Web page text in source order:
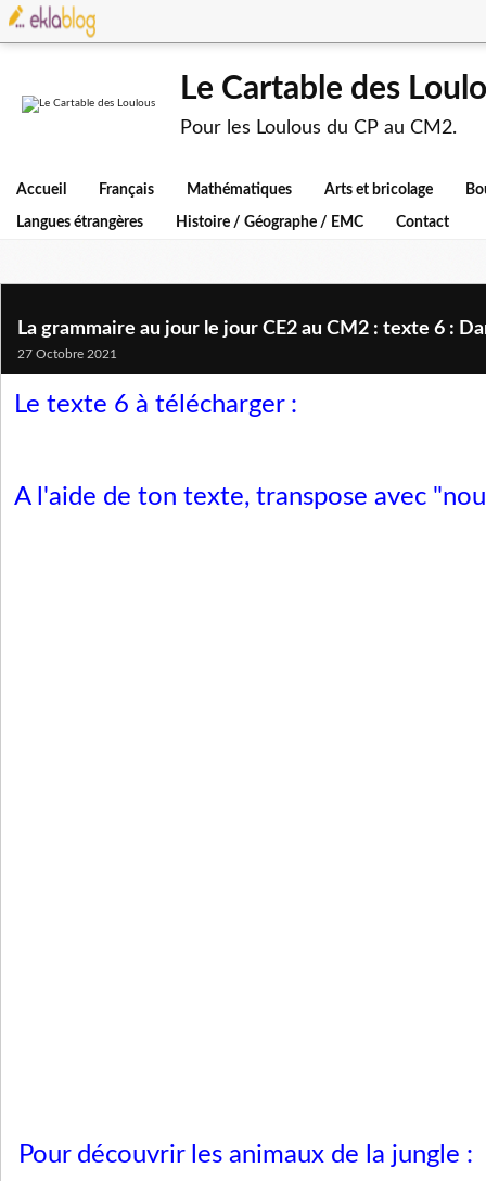
Le Cartable des
Pour les Loulous du CP au CM2.
Accueil Français Mathématiques Arts et bricolage
Langues étrangères Histoire / Géographe / EMC Contact
La grammaire au jour le jour CE2 au CM2 : texte 6 :
27 Octobre 2021
Le texte 6 à télécharger :
A l'aide de ton texte, transpose avec
Pour découvrir les animaux de la jungle :